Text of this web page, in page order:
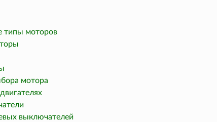
типы моторов
мотора
выключателей